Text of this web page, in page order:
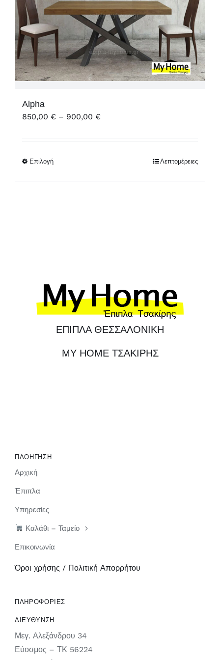
Alpha
850,00 € – 900,00 €Price
Επιλογή Λεπτομέρειες
ΕΠΙΠΛΑ ΘΕΣΣΑΛΟΝΙΚΗ
MY HOME ΤΣΑΚΙΡΗΣ
ΠΛΟΗΓΗΣΗ
Αρχική
Έπιπλα
Υπηρεσίες
Καλάθι – Ταμείο
Επικοινωνία
Όροι χρήσης / Πολιτική Απορρήτου
ΠΛΗΡΟΦΟΡΙΕΣ
ΔΙΕΥΘΥΝΣΗ
Μεγ. Αλεξάνδρου 34
Εύοσμος – ΤΚ 56224